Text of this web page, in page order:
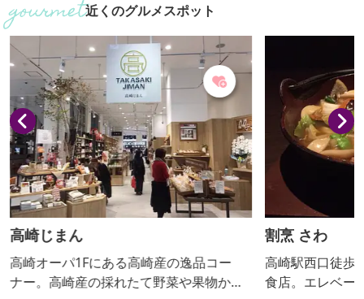
窟内の大小空間は、彼岸の楽土をイメー
ジし、深山幽谷を写し、大瀑布、渓流に
なぞらえ、それぞれを背景に石彫の名
工、楽山が生涯かけて彫刻した御影石の
観音像39体が他の石彫群と共に安置され
神秘的な法悦の世界を繰りひろげていま
す。
多胡郡をしのば
の書風にかか
を展示してい
井いしぶみの
場にもなってい
近くのグルメスポット
高崎じまん
高崎オーパ1Fにある高崎産の逸品コー
ナー。高崎産の採れたて野菜や果物から
割烹 さわ
高崎駅西口徒歩
食店。エレベー